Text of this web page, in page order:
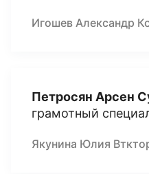
Игошев Александр
Петросян Арсен
грамотный
Якунина Юлия